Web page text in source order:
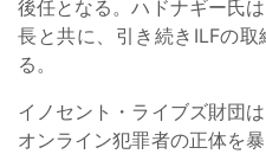
後任となる。ハドナギー氏
長と共に、引き続きILFの
る。
イノセント・ライブズ財団
オンライン犯罪者の正体を